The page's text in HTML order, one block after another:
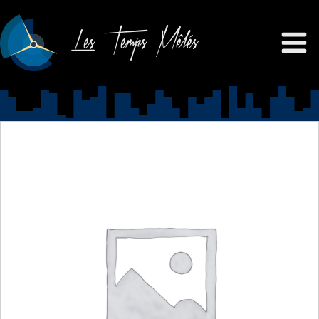
Les Temps Mêlés